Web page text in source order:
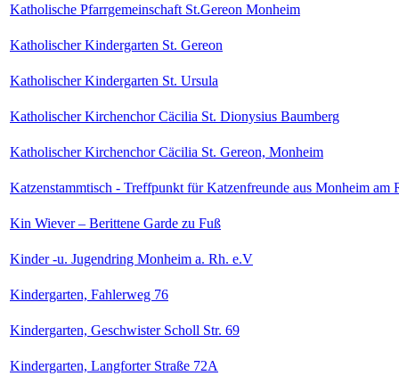
Katholische Pfarrgemeinschaft St.Gereon Monheim
Katholischer Kindergarten St. Gereon
Katholischer Kindergarten St. Ursula
Katholischer Kirchenchor Cäcilia St. Dionysius Baumberg
Katholischer Kirchenchor Cäcilia St. Gereon, Monheim
Katzenstammtisch - Treffpunkt für Katzenfreunde aus Monheim am
Kin Wiever – Berittene Garde zu Fuß
Kinder -u. Jugendring Monheim a. Rh. e.V
Kindergarten, Fahlerweg 76
Kindergarten, Geschwister Scholl Str. 69
Kindergarten, Langforter Straße 72A